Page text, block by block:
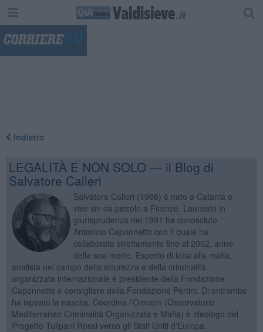
Indietro
LEGALITÀ E NON SOLO — il Blog di
Salvatore Calleri
Salvatore Calleri (1966) è nato a Catania e
vive sin da piccolo a Firenze. Laureato in
giurisprudenza nel 1991 ha conosciuto
Antonino Caponnetto con il quale ha
collaborato strettamente fino al 2002, anno
della sua morte. Esperto di lotta alla mafia,
analista nel campo della sicurezza e della criminalità
organizzata internazionale è presidente della Fondazione
Caponnetto e consigliere della Fondazione Pertini. Di entrambe
ha ispirato la nascita. Coordina l'Omcom (Osservatorio
Mediterraneo Criminalità Organizzata e Mafia) è ideologo del
Progetto Tulipani Rossi verso gli Stati Uniti d'Europa.